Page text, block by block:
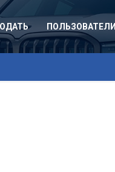
ПОЛЬЗОВАТЕЛИ